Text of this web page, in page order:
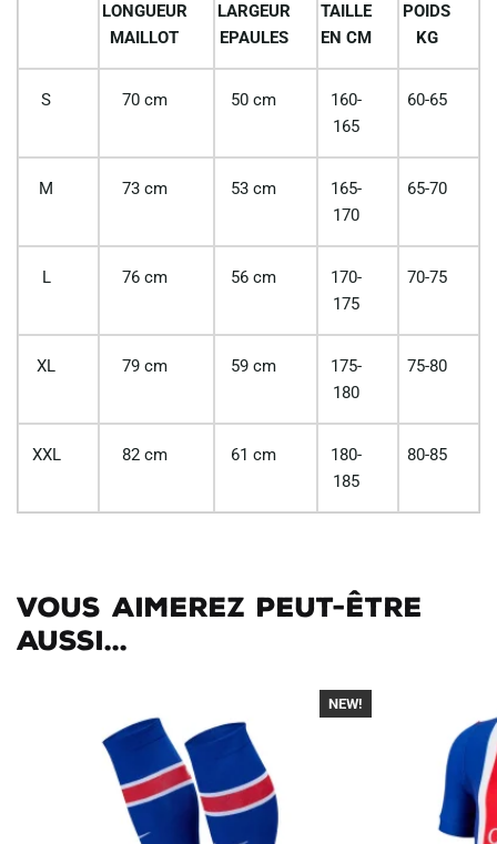
LONGUEUR
MAILLOT
LARGEUR
EPAULES
TAILLE
EN CM
POIDS
KG
S 70 cm 50 cm
160-
165
60-65
M 73 cm 53 cm
165-
170
65-70
L 76 cm 56 cm
170-
175
70-75
XL 79 cm 59 cm
175-
180
75-80
XXL 82 cm 61 cm
180-
185
80-85
Vous aimerez peut-être
aussi...
-30%
NEW!